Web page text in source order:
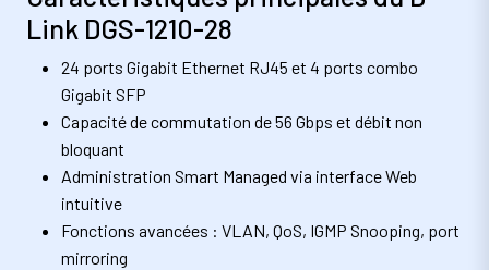
Link DGS-1210-28
24 ports Gigabit Ethernet RJ45 et 4 ports combo
Gigabit SFP
Capacité de commutation de 56 Gbps et débit non
bloquant
Administration Smart Managed via interface Web
intuitive
Fonctions avancées : VLAN, QoS, IGMP Snooping, port
mirroring